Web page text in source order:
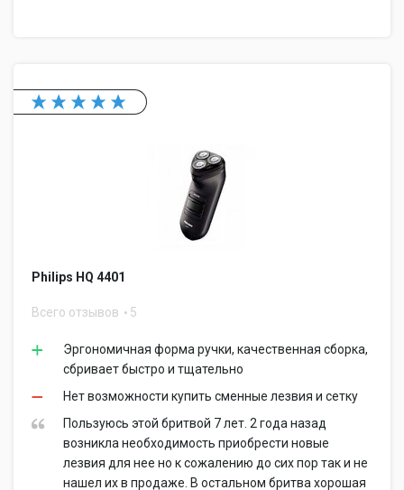
Philips HQ 4401
Всего отзывов 5
Эргономичная форма ручки, качественная сборка,
сбривает быстро и тщательно
Нет возможности купить сменные лезвия и сетку
Пользуюсь этой бритвой 7 лет. 2 года назад
возникла необходимость приобрести новые
лезвия для нее но к сожалению до сих пор так и не
нашел их в продаже. В остальном бритва хорошая